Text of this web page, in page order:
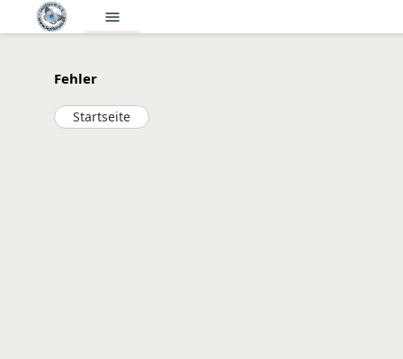
menu
Fehler
Startseite